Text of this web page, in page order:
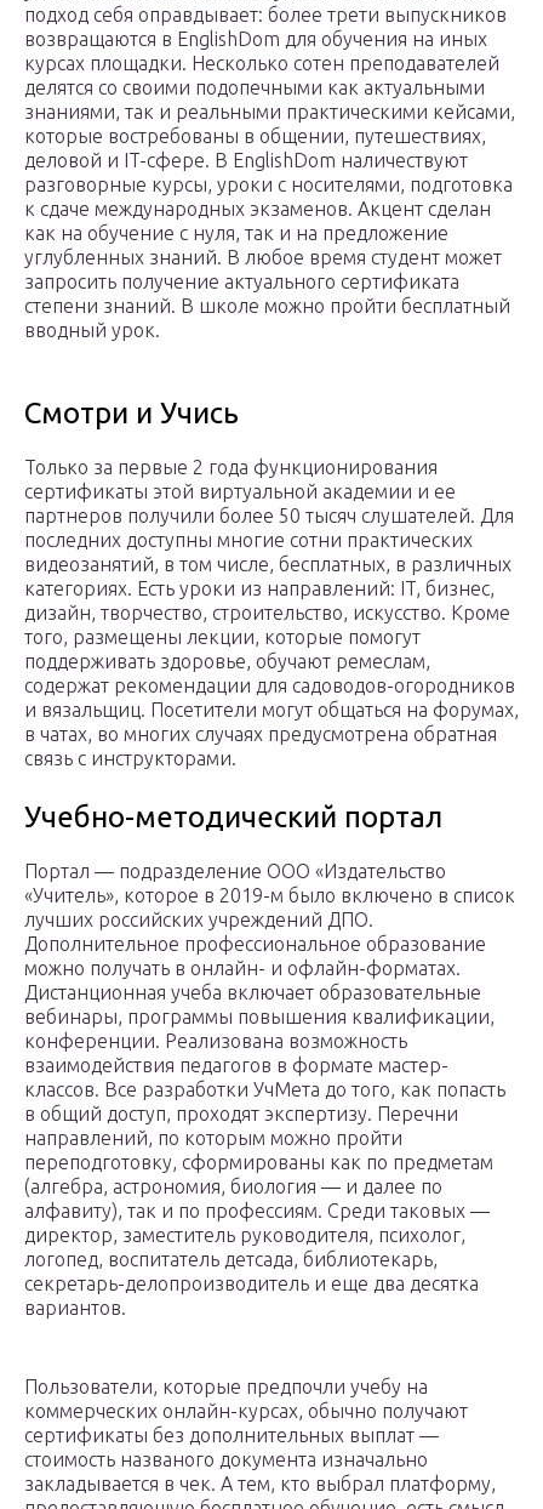
подход себя оправдывает: более трети выпускников
возвращаются в EnglishDom для обучения на иных
курсах площадки. Несколько сотен преподавателей
делятся со своими подопечными как актуальными
знаниями, так и реальными практическими кейсами,
которые востребованы в общении, путешествиях,
деловой и IT-сфере. В EnglishDom наличествуют
разговорные курсы, уроки с носителями, подготовка
к сдаче международных экзаменов. Акцент сделан
как на обучение с нуля, так и на предложение
углубленных знаний. В любое время студент может
запросить получение актуального сертификата
степени знаний. В школе можно пройти бесплатный
вводный урок.
Смотри и Учись
Только за первые 2 года функционирования
сертификаты этой виртуальной академии и ее
партнеров получили более 50 тысяч слушателей. Для
последних доступны многие сотни практических
видеозанятий, в том числе, бесплатных, в различных
категориях. Есть уроки из направлений: IT, бизнес,
дизайн, творчество, строительство, искусство. Кроме
того, размещены лекции, которые помогут
поддерживать здоровье, обучают ремеслам,
содержат рекомендации для садоводов-огородников
и вязальщиц. Посетители могут общаться на форумах,
в чатах, во многих случаях предусмотрена обратная
связь с инструкторами.
Учебно-методический портал
Портал — подразделение ООО «Издательство
«Учитель», которое в 2019-м было включено в список
лучших российских учреждений ДПО.
Дополнительное профессиональное образование
можно получать в онлайн- и офлайн-форматах.
Дистанционная учеба включает образовательные
вебинары, программы повышения квалификации,
конференции. Реализована возможность
взаимодействия педагогов в формате мастер-
классов. Все разработки УчМета до того, как попасть
в общий доступ, проходят экспертизу. Перечни
направлений, по которым можно пройти
переподготовку, сформированы как по предметам
(алгебра, астрономия, биология — и далее по
алфавиту), так и по профессиям. Среди таковых —
директор, заместитель руководителя, психолог,
логопед, воспитатель детсада, библиотекарь,
секретарь-делопроизводитель и еще два десятка
вариантов.
Пользователи, которые предпочли учебу на
коммерческих онлайн-курсах, обычно получают
сертификаты без дополнительных выплат —
стоимость названого документа изначально
закладывается в чек. А тем, кто выбрал платформу,